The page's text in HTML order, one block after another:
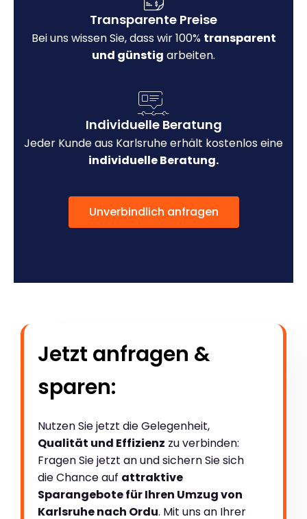
Transparente Preise
Bei uns wissen Sie, dass wir 100% transparent
und günstig arbeiten.
Individuelle Beratung
Jeder Kunde aus Karlsruhe erhält kostenlos eine
individuelle Beratung.
Unverbindlich anfragen
Jetzt anfragen &
sparen:
Nutzen Sie jetzt die Gelegenheit,
Qualität und Effizienz zu verbinden:
Fragen Sie jetzt an und sichern Sie sich
die Chance auf attraktive
Sparangebote für Ihren Umzug von
Karlsruhe nach Ordu. Mit uns an Ihrer